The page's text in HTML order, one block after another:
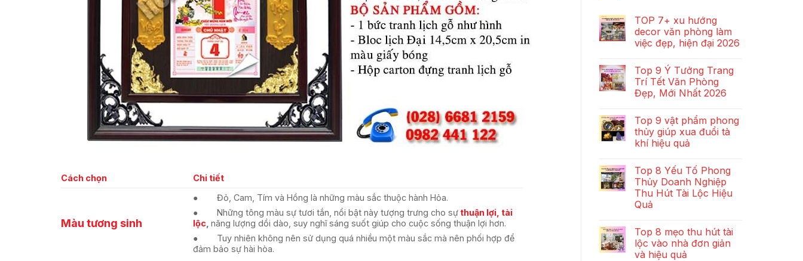
Cách chọn Chi tiết
Màu tương sinh
● Đỏ, Cam, Tím và Hồng là những màu sắc thuộc hành Hỏa.
● Những tông màu sự tươi tắn, nổi bật này tượng trưng cho sự thuận lợi, tài
lộc ,năng lượng dồi dào, suy nghĩ sáng suốt giúp cho cuộc sống thuận lợi hơn.
● Tuy nhiên không nên sử dụng quá nhiều một màu sắc mà nên phối hợp để
đảm bảo sự hài hòa.
TOP 7+ xu hướng
decor văn phòng làm
việc đẹp, hiện đại 2026
Top 9 Ý Tưởng Trang
Trí Tết Văn Phòng
Đẹp, Mới Nhất 2026
Top 9 vật phẩm phong
thủy giúp xua đuổi tà
khí hiệu quả
Top 8 Yếu Tố Phong
Thủy Doanh Nghiệp
Thu Hút Tài Lộc Hiệu
Quả
Top 8 mẹo thu hút tài
lộc vào nhà đơn giản
và hiệu quả